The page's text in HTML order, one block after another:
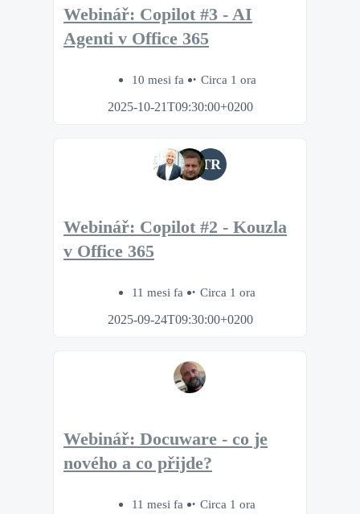
Webinář: Copilot #3 - AI
Agenti v Office 365
10 mesi fa
Circa 1 ora
2025-10-21T09:30:00+0200
TR
Webinář: Copilot #2 - Kouzla
v Office 365
11 mesi fa
Circa 1 ora
2025-09-24T09:30:00+0200
Webinář: Docuware - co je
nového a co přijde?
11 mesi fa Circa 1 ora